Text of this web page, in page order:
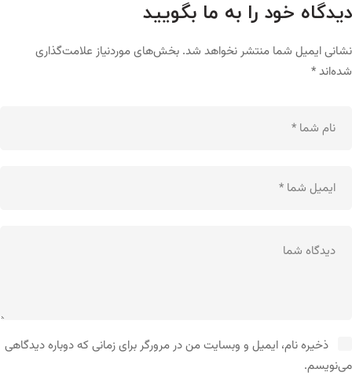
دیدگاه خود را به ما بگویید
نشانی ایمیل شما منتشر نخواهد شد. بخش‌های موردنیاز علامت‌گذاری
شده‌اند*
ذخیره نام، ایمیل و وبسایت من در مرورگر برای زمانی که دوباره دیدگاهی
می‌نویسم.